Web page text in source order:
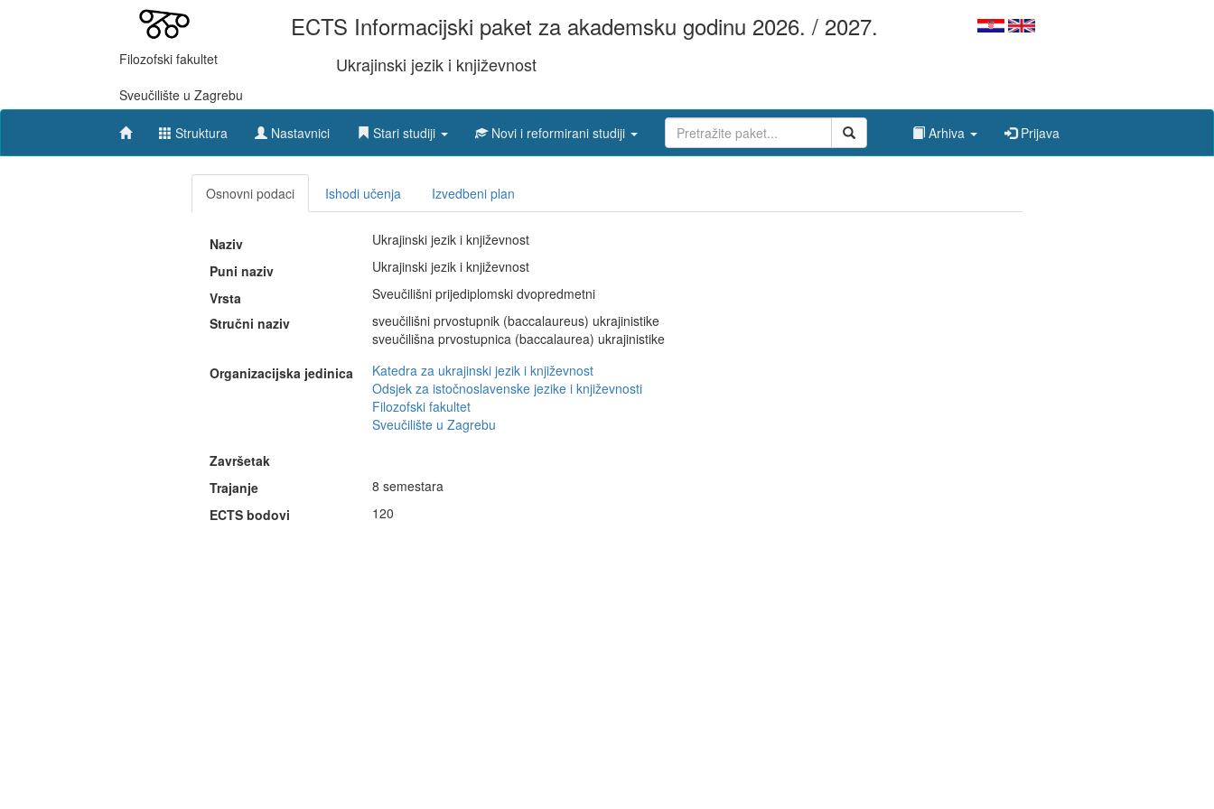
Filozofski fakultet
Sveučilište u Zagrebu
ECTS Informacijski paket za akademsku godinu 2026. / 2027.
Ukrajinski jezik i književnost
Struktura Nastavnici Stari studiji Novi i reformirani studiji Arhiva Prijava
Osnovni podaci Ishodi učenja Izvedbeni plan
Naziv
Ukrajinski jezik i književnost
Puni naziv
Ukrajinski jezik i književnost
Vrsta
Sveučilišni prijediplomski dvopredmetni
Stručni naziv
sveučilišni prvostupnik (baccalaureus) ukrajinistike
sveučilišna prvostupnica (baccalaurea) ukrajinistike
Organizacijska jedinica
Katedra za ukrajinski jezik i književnost
Odsjek za istočnoslavenske jezike i književnosti
Filozofski fakultet
Sveučilište u Zagrebu
Završetak
Trajanje
8 semestara
ECTS bodovi
120